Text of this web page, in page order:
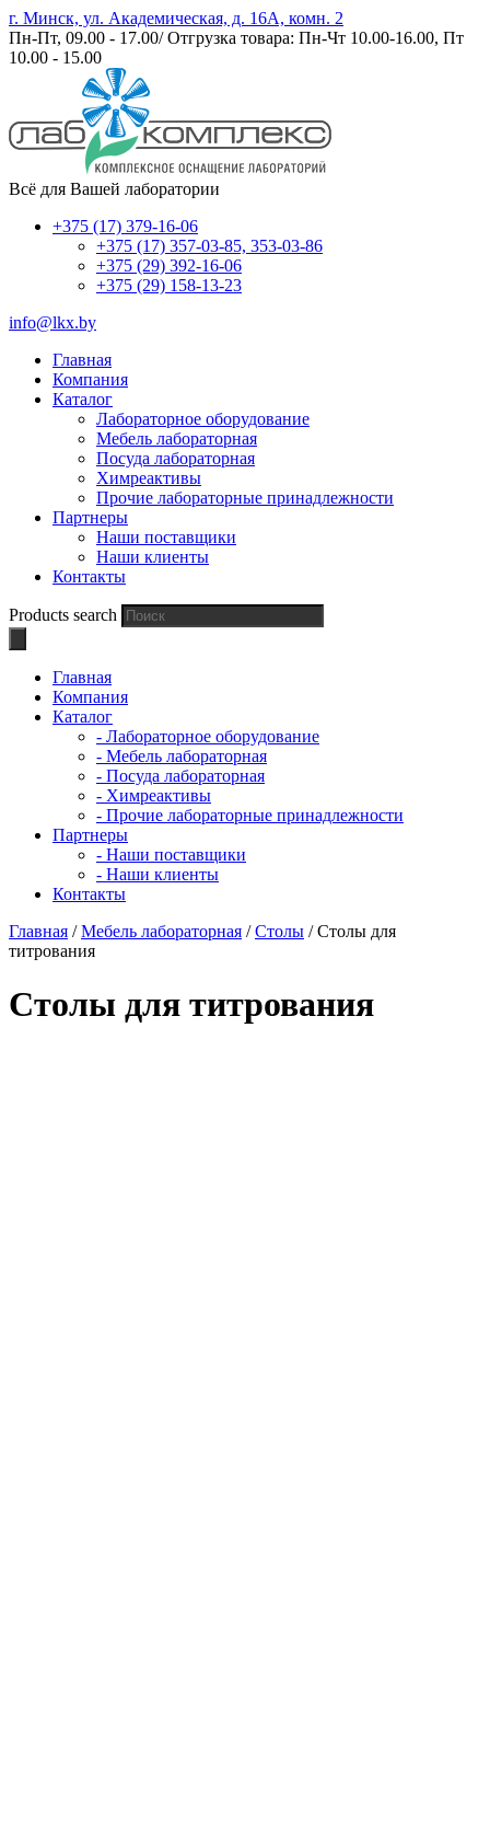
г. Минск, ул. Академическая, д. 16А, комн. 2
Пн-Пт, 09.00 - 17.00/ Отгрузка товара: Пн-Чт 10.00-16.00, Пт
10.00 - 15.00
Всё для Вашей лаборатории
+375 (17) 379-16-06
+375 (17) 357-03-85, 353-03-86
+375 (29) 392-16-06
+375 (29) 158-13-23
info@lkx.by
Главная
Компания
Каталог
Лабораторное оборудование
Мебель лабораторная
Посуда лабораторная
Химреактивы
Прочие лабораторные принадлежности
Партнеры
Наши поставщики
Наши клиенты
Контакты
Products search
Главная
Компания
Каталог
- Лабораторное оборудование
- Мебель лабораторная
- Посуда лабораторная
- Химреактивы
- Прочие лабораторные принадлежности
Партнеры
- Наши поставщики
- Наши клиенты
Контакты
Главная /Мебель лабораторная /Столы / Столы для
титрования
Столы для титрования